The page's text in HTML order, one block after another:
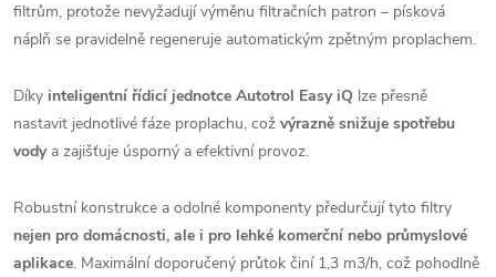
filtrům, protože nevyžadují výměnu filtračních patron – písková
náplň se pravidelně regeneruje automatickým zpětným proplachem.
Díky inteligentní řídicí jednotce Autotrol Easy iQ lze přesně
nastavit jednotlivé fáze proplachu, což výrazně snižuje spotřebu
vodya zajišťuje úsporný a efektivní provoz.
Robustní konstrukce a odolné komponenty předurčují tyto filtry
nejen pro domácnosti, ale i pro lehké komerční nebo průmyslové
aplikace. Maximální doporučený průtok činí 1,3 m3/h, což pohodlně